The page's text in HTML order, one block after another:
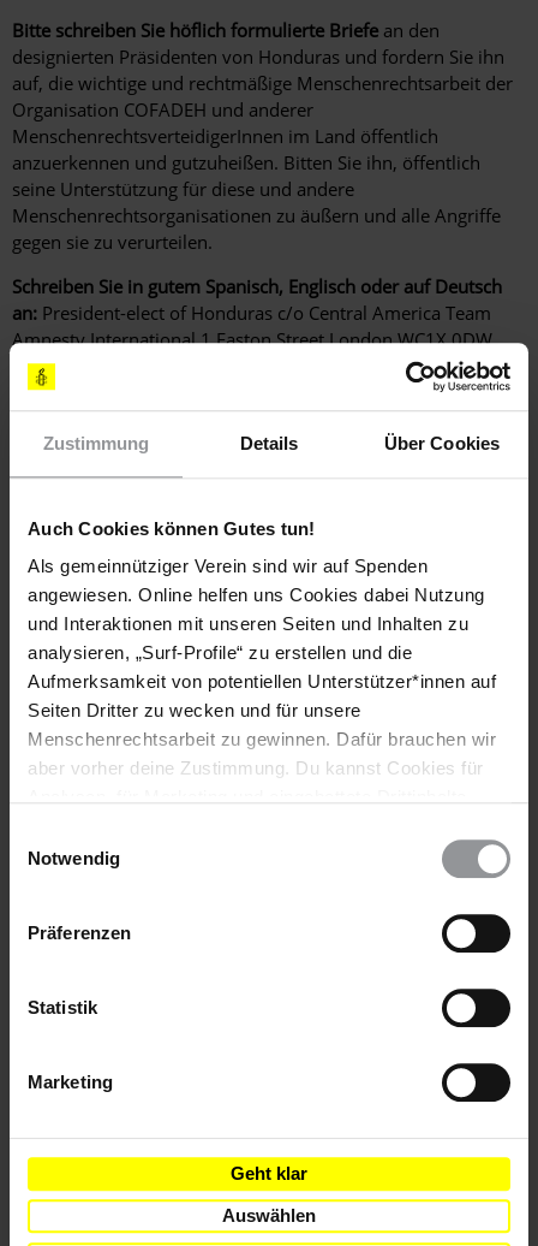
Zustimmung Details Über Cookies
Auch Cookies können Gutes tun!
Als gemeinnütziger Verein sind wir auf Spenden
angewiesen. Online helfen uns Cookies dabei Nutzung
und Interaktionen mit unseren Seiten und Inhalten zu
analysieren, „Surf-Profile“ zu erstellen und die
Aufmerksamkeit von potentiellen Unterstützer*innen auf
Seiten Dritter zu wecken und für unsere
Menschenrechtsarbeit zu gewinnen. Dafür brauchen wir
aber vorher deine Zustimmung. Du kannst Cookies für
wieder ändern. Diesen Banner kannst Du über den Link
Notwendig
Präferenzen
Statistik
Marketing
Geht klar
Auswählen
Bitte schreiben Sie höflich formulierte Briefe an den
designierten Präsidenten von Honduras und fordern Sie ihn
auf, die wichtige und rechtmäßige Menschenrechtsarbeit der
Organisation COFADEH und anderer
MenschenrechtsverteidigerInnen im Land öffentlich
anzuerkennen und gutzuheißen. Bitten Sie ihn, öffentlich
seine Unterstützung für diese und andere
Menschenrechtsorganisationen zu äußern und alle Angriffe
gegen sie zu verurteilen.
Schreiben Sie in gutem Spanisch, Englisch oder auf Deutsch
an: President-elect of Honduras c/o Central America Team
Amnesty International 1 Easton Street London WC1X 0DW
GROSSBRITANNIEN
(Standardbrief Luftpost bis 20g: € 0,75)
Senden Sie bitte eine Kopie Ihres Schreibens an:Botschaft der
Republik Honduras S. E. Herrn Ramón Custodio Espinoza
LÄNDER
Honduras
AI INDEX
DEU 11/035/2013
Diese Aktion ist beendet. Hier geht es zu aktuellen
Briefen gegen das Vergessen. Handle sofort!
Weitere Informationen
Honduras
Teile diesen Beitrag